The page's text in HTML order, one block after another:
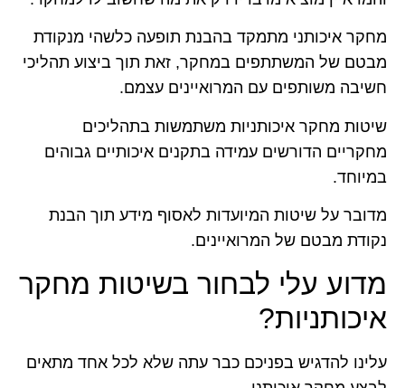
מחקר איכותני מתמקד בהבנת תופעה כלשהי מנקודת
מבטם של המשתתפים במחקר, זאת תוך ביצוע תהליכי
חשיבה משותפים עם המרואיינים עצמם.
שיטות מחקר איכותניות משתמשות בתהליכים
מחקריים הדורשים עמידה בתקנים איכותיים גבוהים
במיוחד.
מדובר על שיטות המיועדות לאסוף מידע תוך הבנת
נקודת מבטם של המרואיינים.
מדוע עלי לבחור בשיטות מחקר
איכותניות?
עלינו להדגיש בפניכם כבר עתה שלא לכל אחד מתאים